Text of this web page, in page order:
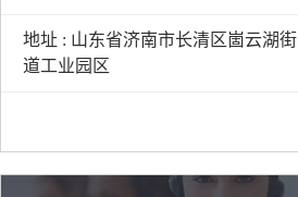
地址 : 山东省济南市长清区崮云湖街
道工业园区